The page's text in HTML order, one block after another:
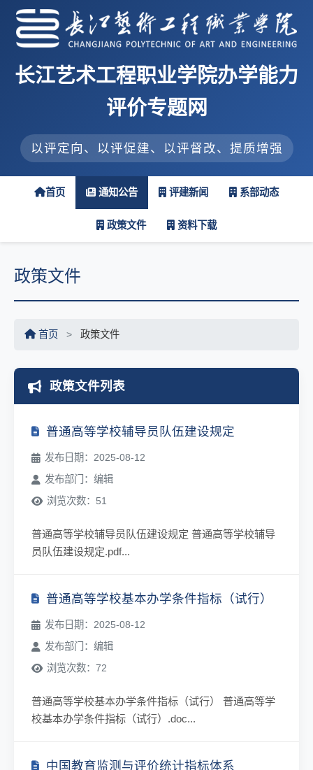
长江艺术工程职业学院办学能力
评价专题网
以评定向、以评促建、以评督改、提质增强
首页 通知公告 评建新闻 系部动态
政策文件 资料下载
政策文件
首页 > 政策文件
政策文件列表
普通高等学校辅导员队伍建设规定
发布日期：2025-08-12
发布部门：编辑
浏览次数：51
普通高等学校辅导员队伍建设规定 普通高等学校辅导
员队伍建设规定.pdf...
普通高等学校基本办学条件指标（试行）
发布日期：2025-08-12
发布部门：编辑
浏览次数：72
普通高等学校基本办学条件指标（试行） 普通高等学
校基本办学条件指标（试行）.doc...
中国教育监测与评价统计指标体系